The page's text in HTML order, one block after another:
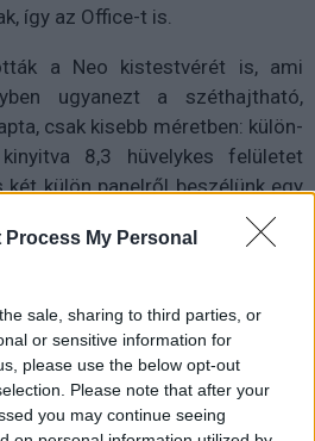
Process My Personal
sale, sharing to third parties, or
or sensitive information for
please use the below opt-out
Please note that after your
you may continue seeing
így az Office-t is.
a Neo kistestvérét is, ami
ugyanezt a széthajtható,
csak kisebb méretben: külön-
8,3 hüvelykes felületet
külön panelről beszélünk egy
között. Szintén csak 2020
az ára is ismeretlen, az viszont
is kezelni - tehát bizony,
bizony egy telefon. Ez pedig
a Microsoft kihátrált a teljes
mobilos kalandozásaiból, ez az
visszatérne a telefonok